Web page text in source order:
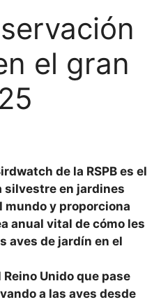
el gran
de la RSPB es el
silvestre en jardines
mundo y proporciona
anual vital de cómo les
aves de jardín en el
Reino Unido que pase
a las aves desde